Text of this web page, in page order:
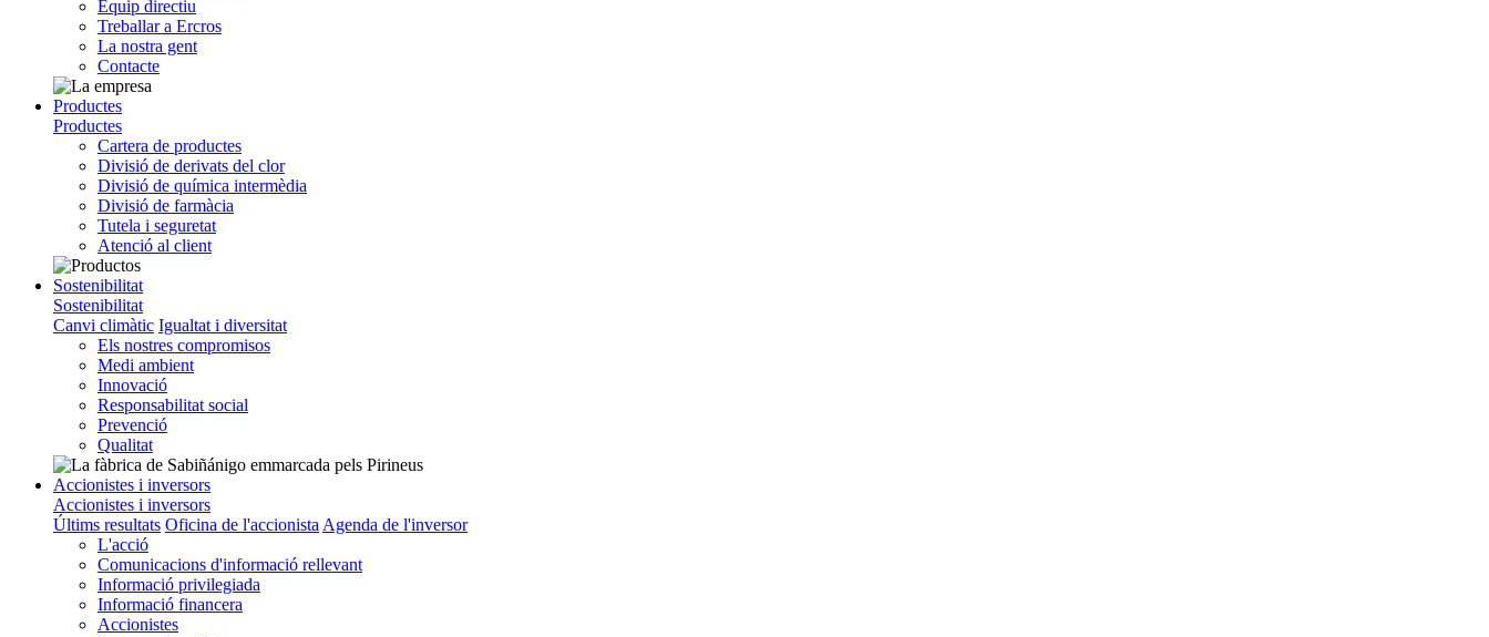
Equip directiu
Treballar a Ercros
La nostra gent
Contacte
Productes
Productes
Cartera de productes
Divisió de derivats del clor
Divisió de química intermèdia
Divisió de farmàcia
Tutela i seguretat
Atenció al client
Sostenibilitat
Sostenibilitat
Canvi climàtic Igualtat i diversitat
Els nostres compromisos
Medi ambient
Innovació
Responsabilitat social
Prevenció
Qualitat
Accionistes i inversors
Accionistes i inversors
Últims resultats Oficina de l'accionista Agenda de l'inversor
L'acció
Comunicacions d'informació rellevant
Informació privilegiada
Informació financera
Accionistes